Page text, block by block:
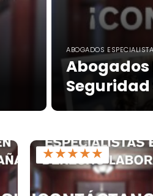
ABOGADOS
Abogados
Seguridad
★★★★★